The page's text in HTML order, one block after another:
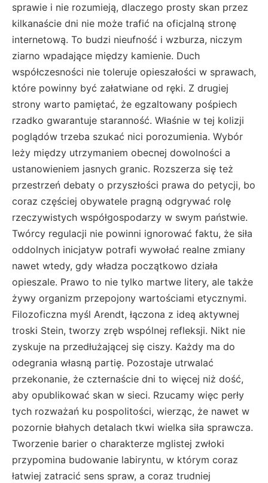
sprawie i nie rozumieją, dlaczego prosty skan przez
kilkanaście dni nie może trafić na oficjalną stronę
internetową. To budzi nieufność i wzburza, niczym
ziarno wpadające między kamienie. Duch
współczesności nie toleruje opieszałości w sprawach,
które powinny być załatwiane od ręki. Z drugiej
strony warto pamiętać, że egzaltowany pośpiech
rzadko gwarantuje staranność. Właśnie w tej kolizji
poglądów trzeba szukać nici porozumienia. Wybór
leży między utrzymaniem obecnej dowolności a
ustanowieniem jasnych granic. Rozszerza się też
przestrzeń debaty o przyszłości prawa do petycji, bo
coraz częściej obywatele pragną odgrywać rolę
rzeczywistych współgospodarzy w swym państwie.
Twórcy regulacji nie powinni ignorować faktu, że siła
oddolnych inicjatyw potrafi wywołać realne zmiany
nawet wtedy, gdy władza początkowo działa
opieszale. Prawo to nie tylko martwe litery, ale także
żywy organizm przepojony wartościami etycznymi.
Filozoficzna myśl Arendt, łączona z ideą aktywnej
troski Stein, tworzy zręb wspólnej refleksji. Nikt nie
zyskuje na przedłużającej się ciszy. Każdy ma do
odegrania własną partię. Pozostaje utrwalać
przekonanie, że czternaście dni to więcej niż dość,
aby opublikować skan w sieci. Rzucamy więc perły
tych rozważań ku pospolitości, wierząc, że nawet w
pozornie błahych detalach tkwi wielka siła sprawcza.
Tworzenie barier o charakterze mglistej zwłoki
przypomina budowanie labiryntu, w którym coraz
łatwiej zatracić sens spraw, a coraz trudniej